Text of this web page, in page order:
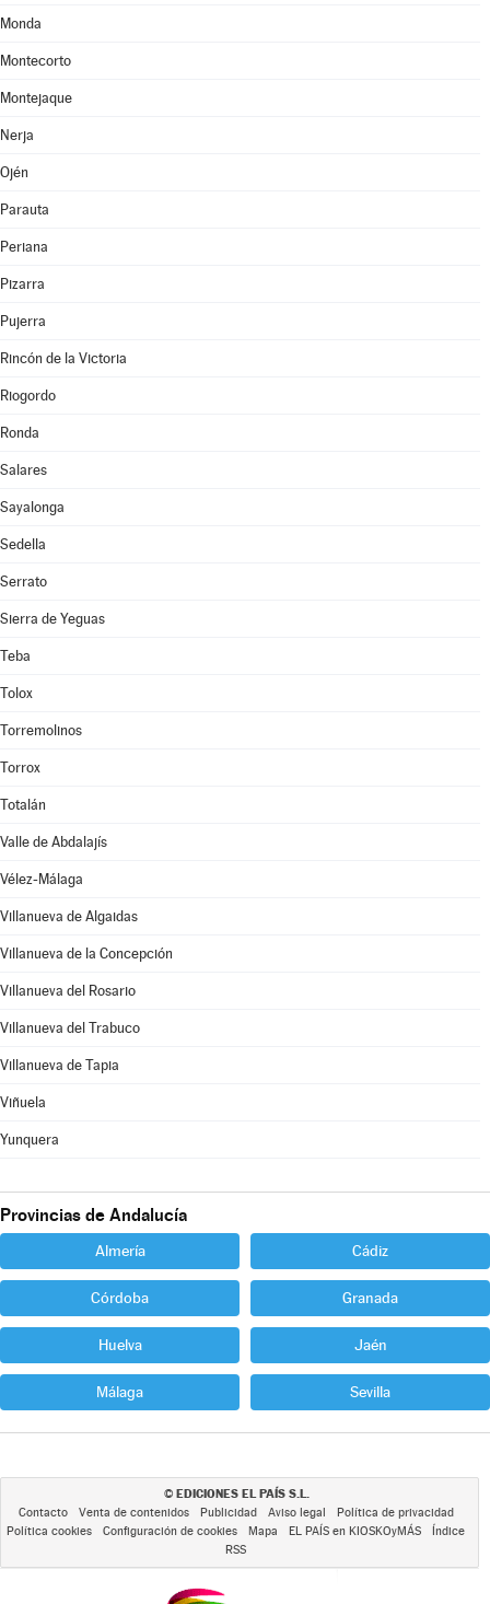
Monda
Montecorto
Montejaque
Nerja
Ojén
Parauta
Periana
Pizarra
Pujerra
Rincón de la Victoria
Riogordo
Ronda
Salares
Sayalonga
Sedella
Serrato
Sierra de Yeguas
Teba
Tolox
Torremolinos
Torrox
Totalán
Valle de Abdalajís
Vélez-Málaga
Villanueva de Algaidas
Villanueva de la Concepción
Villanueva del Rosario
Villanueva del Trabuco
Villanueva de Tapia
Viñuela
Yunquera
Provincias de Andalucía
Almería Cádiz
Córdoba Granada
Huelva Jaén
Málaga Sevilla
© EDICIONES EL PAÍS S.L.
Contacto Venta de contenidos Publicidad Aviso legal
Política de privacidad
Política cookies
Configuración de cookies Mapa EL PAÍS en KIOSKOyMÁS
Índice
RSS